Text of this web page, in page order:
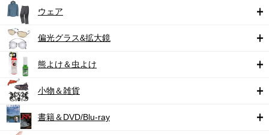
ウェア
偏光グラス&拡大鏡
熊よけ＆虫よけ
小物＆雑貨
書籍＆DVD/Blu-ray